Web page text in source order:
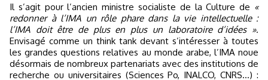
Il s’agit pour l’ancien ministre socialiste de la Culture de «
redonner à l’IMA un rôle phare dans la vie intellectuelle :
l’IMA doit être de plus en plus un laboratoire d’idées ».
Envisagé comme un think tank devant s’intéresser à toutes
les grandes questions relatives au monde arabe, l’IMA noue
désormais de nombreux partenariats avec des institutions de
recherche ou universitaires (Sciences Po, INALCO, CNRS…) :